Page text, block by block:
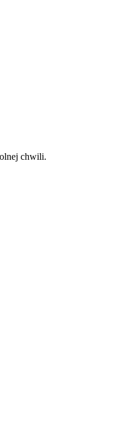
chwili.